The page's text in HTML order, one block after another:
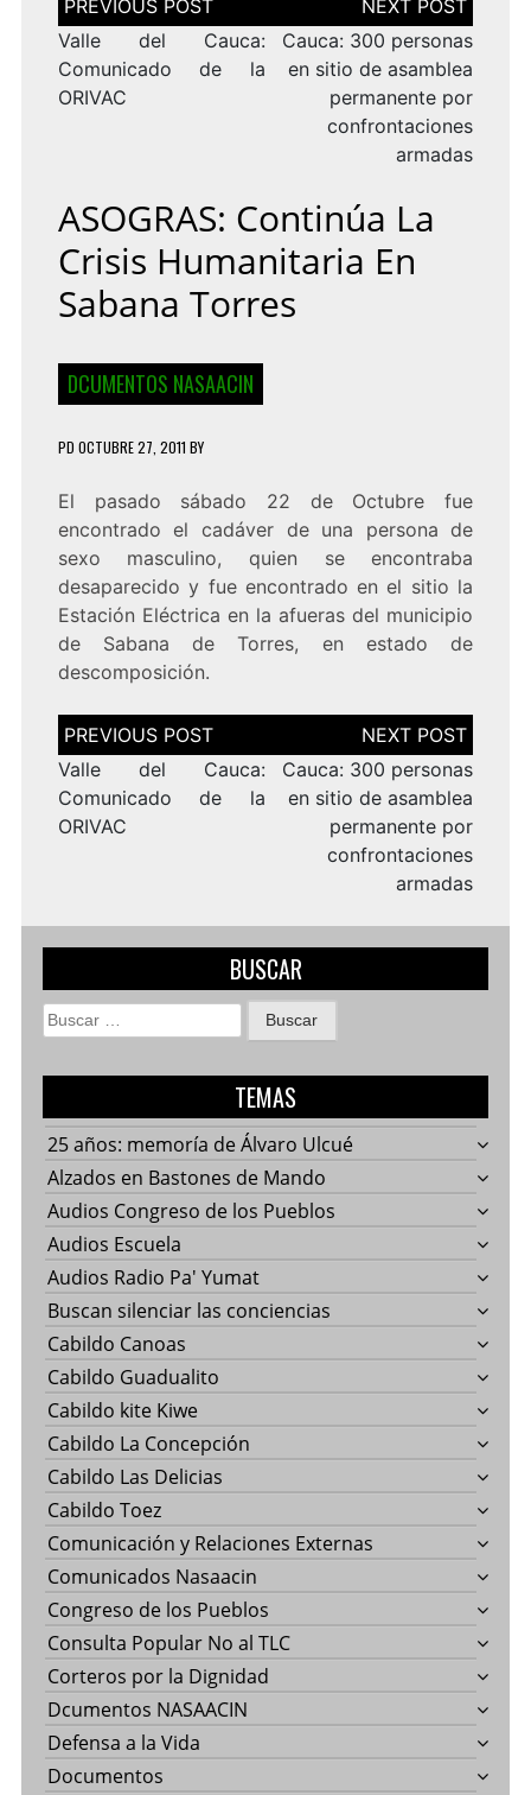
de
entradas
Valle del Cauca:
Comunicado de la
ORIVAC
Cauca: 300 personas
en sitio de asamblea
permanente por
confrontaciones
armadas
ASOGRAS: Continúa La
Crisis Humanitaria En
Sabana Torres
DCUMENTOS NASAACIN
PD OCTUBRE 27, 2011 BY
El pasado sábado 22 de Octubre fue
encontrado el cadáver de una persona de
sexo masculino, quien se encontraba
desaparecido y fue encontrado en el sitio la
Estación Eléctrica en la afueras del municipio
de Sabana de Torres, en estado de
descomposición.
Navegación
de
entradas
Valle del Cauca:
Comunicado de la
ORIVAC
Cauca: 300 personas
en sitio de asamblea
permanente por
confrontaciones
armadas
BUSCAR
Buscar:
TEMAS
25 años: memoría de Álvaro Ulcué
Alzados en Bastones de Mando
Audios Congreso de los Pueblos
Audios Escuela
Audios Radio Pa' Yumat
Buscan silenciar las conciencias
Cabildo Canoas
Cabildo Guadualito
Cabildo kite Kiwe
Cabildo La Concepción
Cabildo Las Delicias
Cabildo Toez
Comunicación y Relaciones Externas
Comunicados Nasaacin
Congreso de los Pueblos
Consulta Popular No al TLC
Corteros por la Dignidad
Dcumentos NASAACIN
Defensa a la Vida
Documentos